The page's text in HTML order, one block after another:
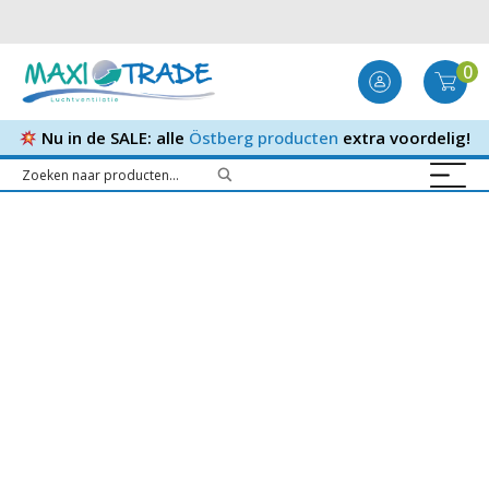
0
Nu in de SALE: alle Östberg producten extra voordelig!